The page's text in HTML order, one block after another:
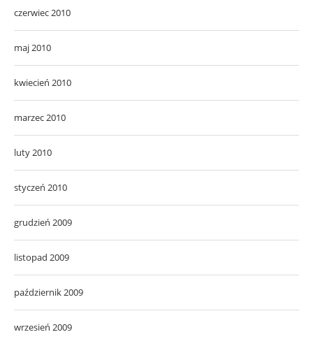
czerwiec 2010
maj 2010
kwiecień 2010
marzec 2010
luty 2010
styczeń 2010
grudzień 2009
listopad 2009
październik 2009
wrzesień 2009